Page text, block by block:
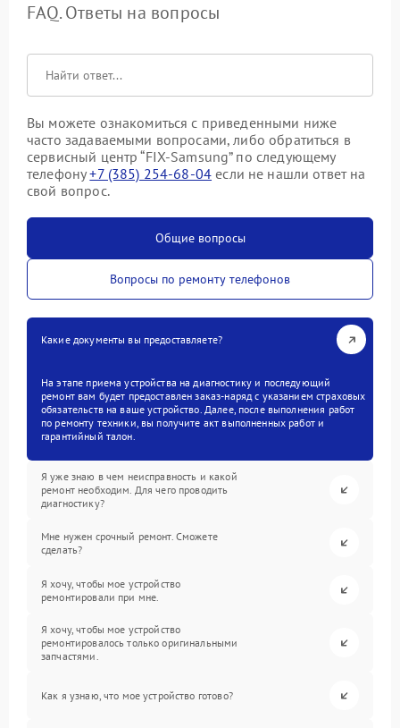
FAQ. Ответы на вопросы
Вы можете ознакомиться с приведенными ниже
часто задаваемыми вопросами, либо обратиться в
сервисный центр “FIX-Samsung” по следующему
телефону+7 (385) 254-68-04 если не нашли ответ на
свой вопрос.
Общие вопросы
Вопросы по ремонту телефонов
Какие документы вы предоставляете?
На этапе приема устройства на диагностику и последующий
ремонт вам будет предоставлен заказ-наряд с указанием страховых
обязательств на ваше устройство. Далее, после выполнения работ
по ремонту техники, вы получите акт выполненных работ и
гарантийный талон.
Я уже знаю в чем неисправность и какой
ремонт необходим. Для чего проводить
диагностику?
Мне нужен срочный ремонт. Сможете
сделать?
Я хочу, чтобы мое устройство
ремонтировали при мне.
Я хочу, чтобы мое устройство
ремонтировалось только оригинальными
запчастями.
Как я узнаю, что мое устройство готово?